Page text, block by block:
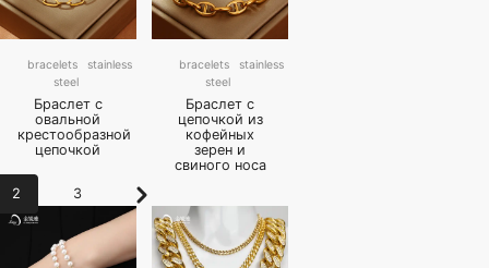
bracelets
stainless
steel
Браслет с
овальной
крестообразной
цепочкой
bracelets
stainless
steel
Браслет с
цепочкой из
кофейных
зерен и
свиного носа
2 3 Next